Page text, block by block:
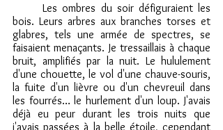
	Les ombres du soir défiguraient les
bois. Leurs arbres aux branches torses et
glabres, tels une armée de spectres, se
faisaient menaçants. Je tressaillais à chaque
bruit, amplifiés par la nuit. Le hululement
d'une chouette, le vol d'une chauve-souris,
la fuite d'un lièvre ou d'un chevreuil dans
les fourrés… le hurlement d'un loup. J'avais
déjà eu peur durant les trois nuits que
j'avais passées à la belle étoile, cependant